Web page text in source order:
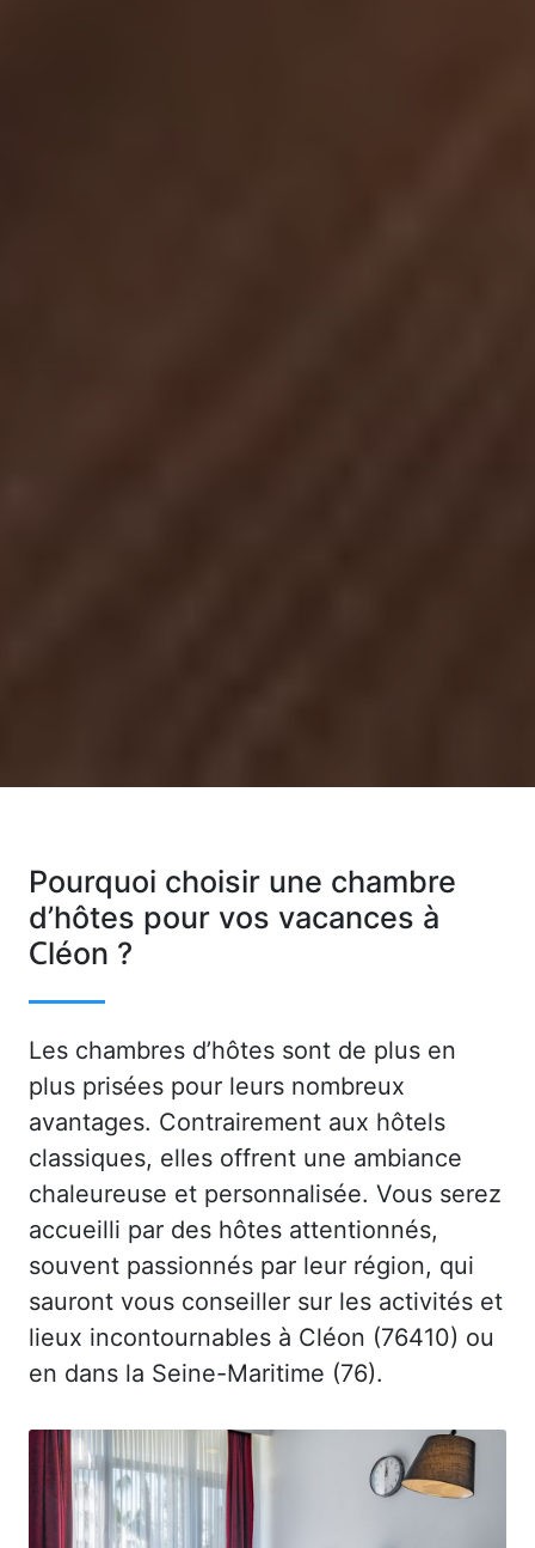
Pourquoi choisir une chambre
d’hôtes pour vos vacances à
Cléon ?
Les chambres d’hôtes sont de plus en
plus prisées pour leurs nombreux
avantages. Contrairement aux hôtels
classiques, elles offrent une ambiance
chaleureuse et personnalisée. Vous serez
accueilli par des hôtes attentionnés,
souvent passionnés par leur région, qui
sauront vous conseiller sur les activités et
lieux incontournables à Cléon (76410) ou
en dans la Seine-Maritime (76).